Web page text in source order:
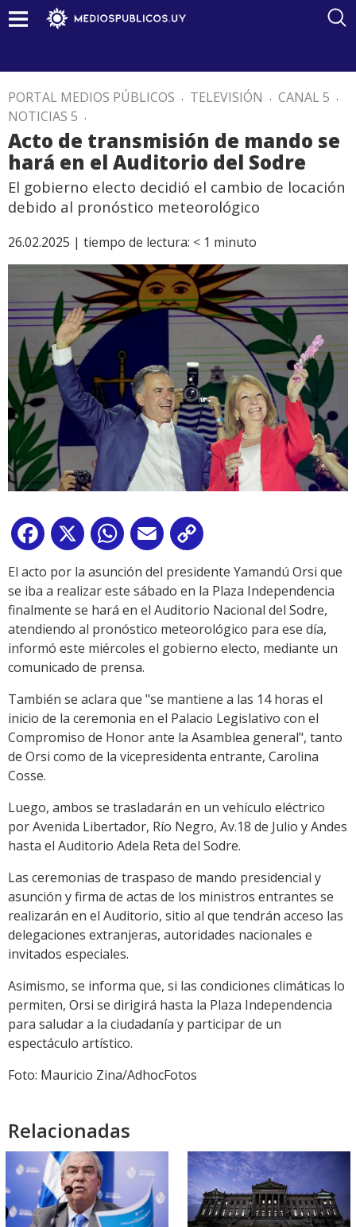
PORTAL MEDIOS PÚBLICOS . TELEVISIÓN . CANAL 5 .
NOTICIAS 5 .
Acto de transmisión de mando se
hará en el Auditorio del Sodre
El gobierno electo decidió el cambio de locación
debido al pronóstico meteorológico
26.02.2025 | tiempo de lectura: < 1 minuto
Facebook
X WhatsApp
Email
Link
El acto por la asunción del presidente Yamandú Orsi que
se iba a realizar este sábado en la Plaza Independencia
finalmente se hará en el Auditorio Nacional del Sodre,
atendiendo al pronóstico meteorológico para ese día,
informó este miércoles el gobierno electo, mediante un
comunicado de prensa.
También se aclara que "se mantiene a las 14 horas el
inicio de la ceremonia en el Palacio Legislativo con el
Compromiso de Honor ante la Asamblea general", tanto
de Orsi como de la vicepresidenta entrante, Carolina
Cosse.
Luego, ambos se trasladarán en un vehículo eléctrico
por Avenida Libertador, Río Negro, Av.18 de Julio y Andes
hasta el Auditorio Adela Reta del Sodre.
Las ceremonias de traspaso de mando presidencial y
asunción y firma de actas de los ministros entrantes se
realizarán en el Auditorio, sitio al que tendrán acceso las
delegaciones extranjeras, autoridades nacionales e
invitados especiales.
Asimismo, se informa que, si las condiciones climáticas lo
permiten, Orsi se dirigirá hasta la Plaza Independencia
para saludar a la ciudadanía y participar de un
espectáculo artístico.
Foto: Mauricio Zina/AdhocFotos
Relacionadas